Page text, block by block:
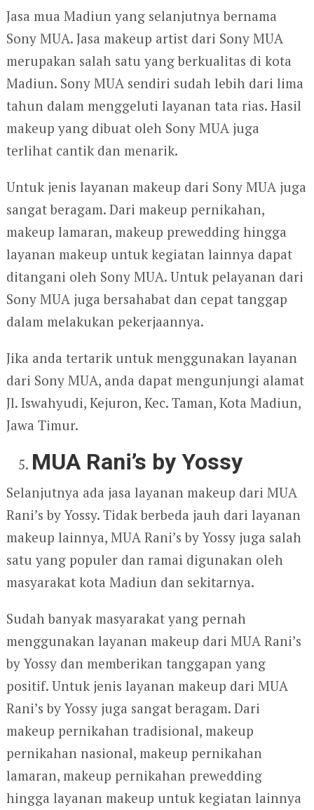
Jasa mua Madiun yang selanjutnya bernama
Sony MUA. Jasa makeup artist dari Sony MUA
merupakan salah satu yang berkualitas di kota
Madiun. Sony MUA sendiri sudah lebih dari lima
tahun dalam menggeluti layanan tata rias. Hasil
makeup yang dibuat oleh Sony MUA juga
terlihat cantik dan menarik.
Untuk jenis layanan makeup dari Sony MUA juga
sangat beragam. Dari makeup pernikahan,
makeup lamaran, makeup prewedding hingga
layanan makeup untuk kegiatan lainnya dapat
ditangani oleh Sony MUA. Untuk pelayanan dari
Sony MUA juga bersahabat dan cepat tanggap
dalam melakukan pekerjaannya.
Jika anda tertarik untuk menggunakan layanan
dari Sony MUA, anda dapat mengunjungi alamat
Jl. Iswahyudi, Kejuron, Kec. Taman, Kota Madiun,
Jawa Timur.
MUA Rani’s by Yossy
Selanjutnya ada jasa layanan makeup dari MUA
Rani’s by Yossy. Tidak berbeda jauh dari layanan
makeup lainnya, MUA Rani’s by Yossy juga salah
satu yang populer dan ramai digunakan oleh
masyarakat kota Madiun dan sekitarnya.
Sudah banyak masyarakat yang pernah
menggunakan layanan makeup dari MUA Rani’s
by Yossy dan memberikan tanggapan yang
positif. Untuk jenis layanan makeup dari MUA
Rani’s by Yossy juga sangat beragam. Dari
makeup pernikahan tradisional, makeup
pernikahan nasional, makeup pernikahan
lamaran, makeup pernikahan prewedding
hingga layanan makeup untuk kegiatan lainnya